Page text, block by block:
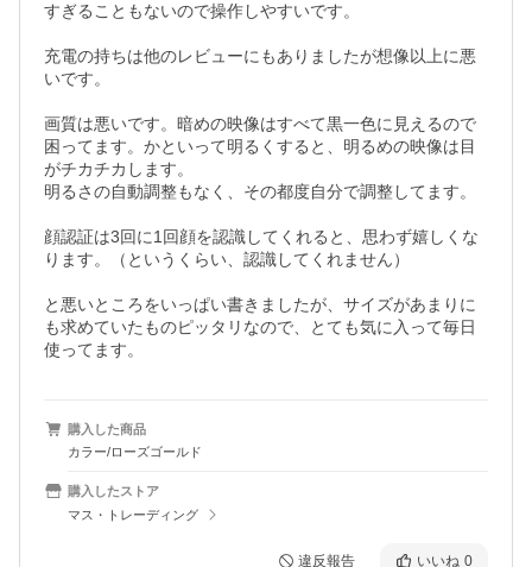
すぎることもないので操作しやすいです。
充電の持ちは他のレビューにもありましたが想像以上に悪
いです。
画質は悪いです。暗めの映像はすべて黒一色に見えるので
困ってます。かといって明るくすると、明るめの映像は目
がチカチカします。
明るさの自動調整もなく、その都度自分で調整してます。
顔認証は3回に1回顔を認識してくれると、思わず嬉しくな
ります。（というくらい、認識してくれません）
と悪いところをいっぱい書きましたが、サイズがあまりに
も求めていたものピッタリなので、とても気に入って毎日
使ってます。
購入した商品
カラー/ローズゴールド
購入したストア
マス・トレーディング
違反報告 いいね 0